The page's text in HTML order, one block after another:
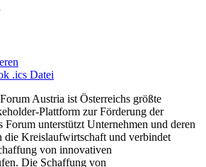
.ics Datei
Austria ist Österreichs größte
Plattform zur Förderung der
unterstützt Unternehmen und deren
die Kreislaufwirtschaft und verbindet
von innovativen
Die Schaffung von